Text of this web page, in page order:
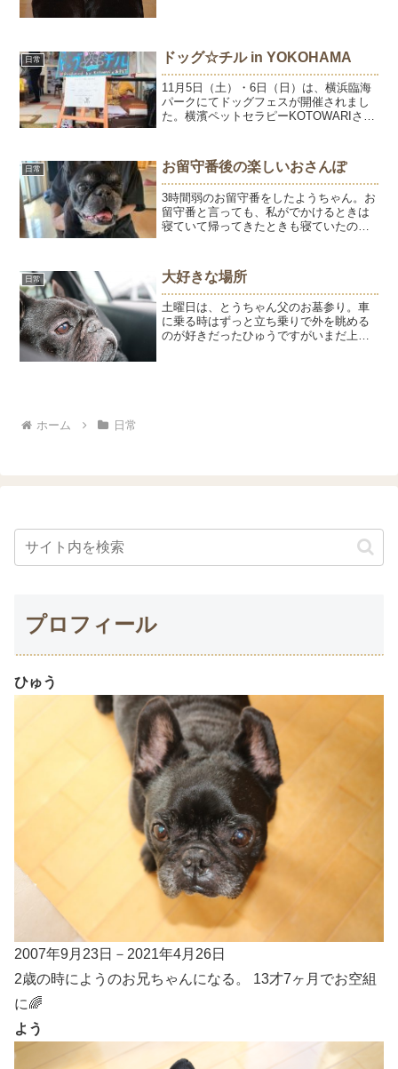
ることにしたらしい。カイカ...
日常 ドッグ☆チル in YOKOHAMA
11月5日（土）・6日（日）は、横浜臨海
パークにてドッグフェスが開催されまし
た。横濱ペットセラピーKOTOWARIさん
肉球クリームで参加させていただきまし
た。2日間お天気...
日常 お留守番後の楽しいおさんぽ
3時間弱のお留守番をしたようちゃん。お
留守番と言っても、私がでかけるときは
寝ていて帰ってきたときも寝ていたので
理・杉本の鶏定食♪安定の美味しさです。
その後、ように会うのを楽...
日常 大好きな場所
土曜日は、とうちゃん父のお墓参り。車
に乗る時はずっと立ち乗りで外を眺める
のが好きだったひゅうですがいまだ上手
ホーム 日常
プロフィール
ひゅう
2007年9月23日－2021年4月26日
2歳の時にようのお兄ちゃんになる。 13才7ヶ月でお空組
に🌈
よう